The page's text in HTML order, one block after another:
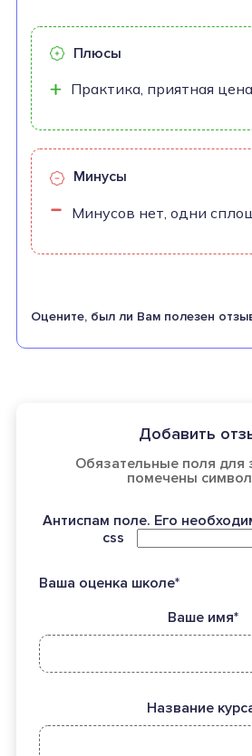
Плюсы
Практика, приятная цена
Минусы
Минусов нет, одни
Оцените, был ли Вам полезен
Добавить
Обязательные поля для
помечены
Антиспам поле. Его
css
Ваша оценка школе*
Ваше имя*
Название